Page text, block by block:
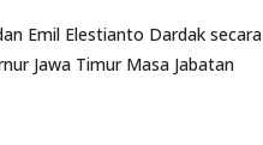
Emil Elestianto Dardak secara
Jawa Timur Masa Jabatan